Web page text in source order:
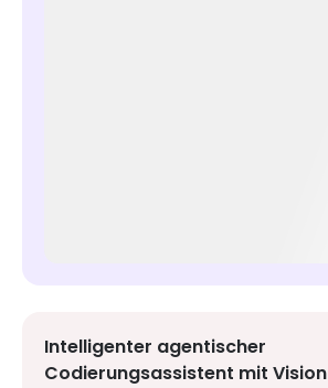
Intelligenter agentischer
Codierungsassistent mit Vision